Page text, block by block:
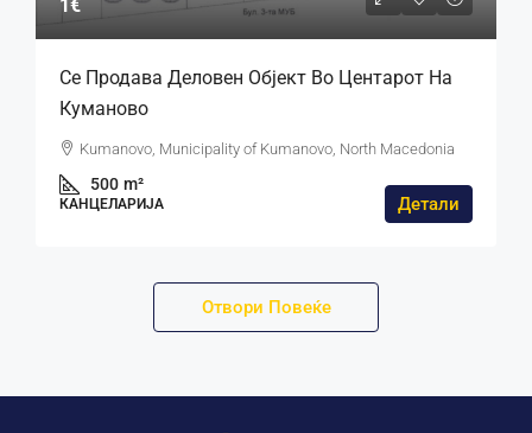
1€
Се Продава Деловен Објект Во Центарот На
Куманово
Kumanovo, Municipality of Kumanovo, North Macedonia
500 m²
КАНЦЕЛАРИЈА Детали
Отвори Повеќе